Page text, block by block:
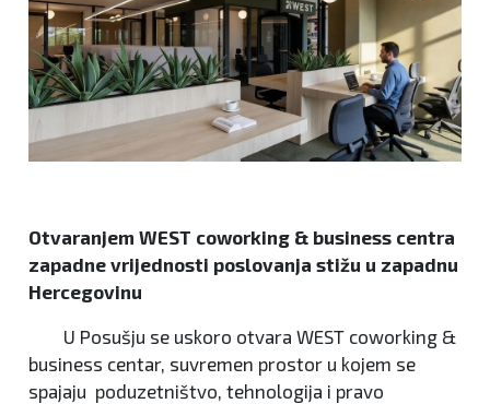
Otvaranjem WEST coworking & business centra
zapadne vrijednosti poslovanja stižu u zapadnu
Hercegovinu
U Posušju se uskoro otvara WEST coworking &
business centar, suvremen prostor u kojem se
spajaju poduzetništvo, tehnologija i pravo